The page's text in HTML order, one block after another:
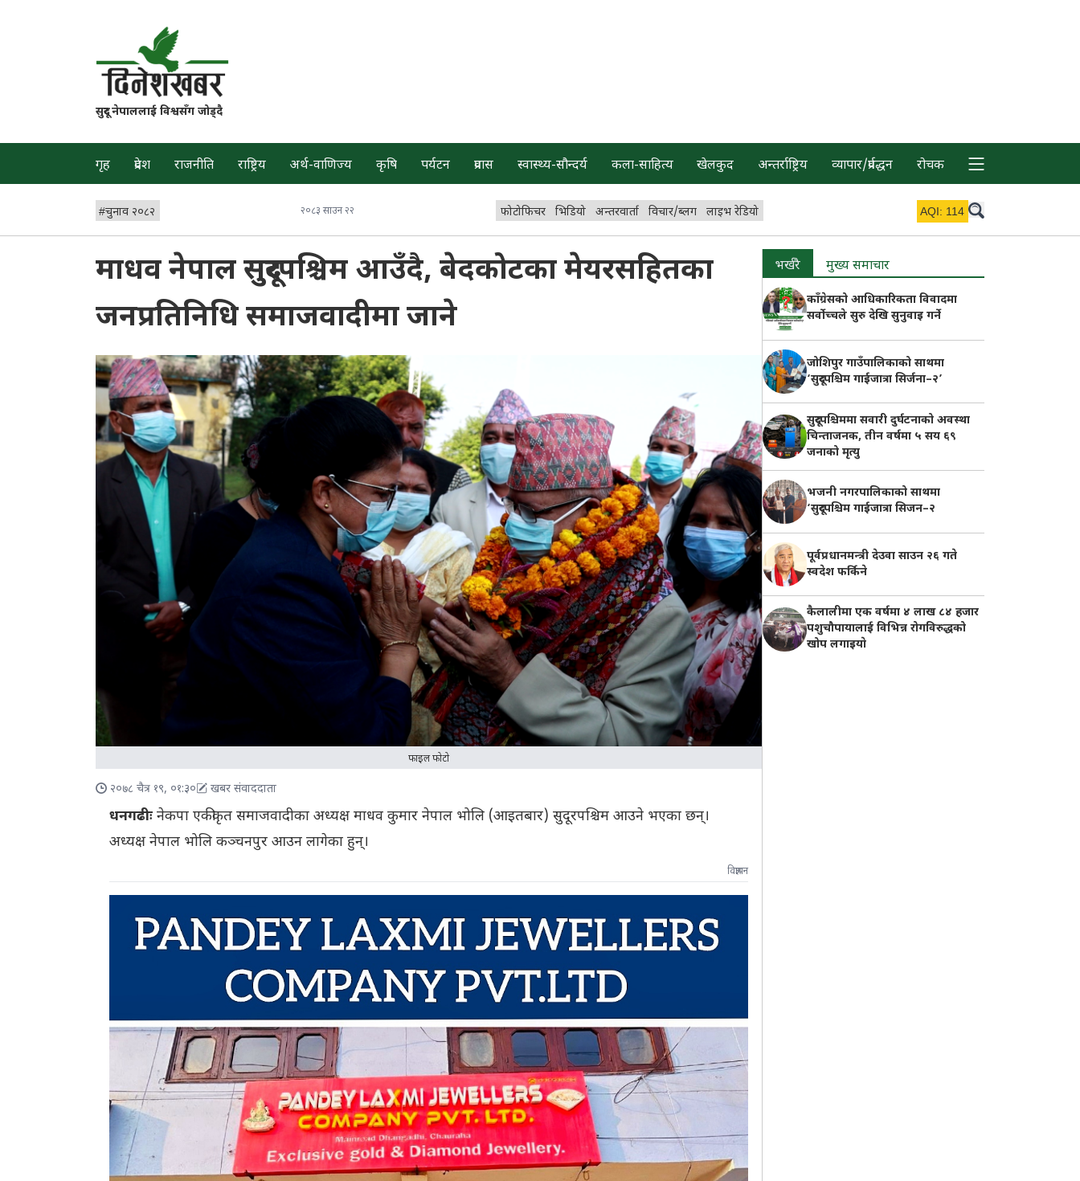
सुदूर नेपाललाई विश्वसँग जोड्दै
गृह प्रदेश राजनीति राष्ट्रिय अर्थ-वाणिज्य कृषि पर्यटन प्रवास स्वास्थ्य-सौन्दर्य कला-साहित्य खेलकुद अन्तर्राष्ट्रिय व्यापार/प्रर्वद्धन रोचक
#चुनाव २०८२ २०८३ साउन २२ फोटोफिचर भिडियो अन्तरवार्ता विचार/ब्लग लाइभ रेडियो AQI: 114
माधव नेपाल सुदूरपश्चिम आउँदै, बेदकोटका मेयरसहितका
जनप्रतिनिधि समाजवादीमा जाने
फाइल फोटो
२०७८ चैत्र १९, ०१:३० खबर संवाददाता
धनगढीः नेकपा एकीकृत समाजवादीका अध्यक्ष माधव कुमार नेपाल भोलि (आइतबार) सुदूरपश्चिम आउने भएका छन्।
अध्यक्ष नेपाल भोलि कञ्चनपुर आउन लागेका हुन्।
विज्ञापन
भर्खरै मुख्य समाचार
काँग्रेसको आधिकारिकता विवादमा
सर्वोच्चले सुरु देखि सुनुवाइ गर्ने
जोशिपुर गाउँपालिकाको साथमा
‘सुदूरपश्चिम गाईजात्रा सिर्जना–२’
सुदूरपश्चिममा सवारी दुर्घटनाको अवस्था
चिन्ताजनक, तीन वर्षमा ५ सय ६९
जनाको मृत्यु
भजनी नगरपालिकाको साथमा
‘सुदूरपश्चिम गाईजात्रा सिजन–२
पूर्वप्रधानमन्त्री देउवा साउन २६ गते
स्वदेश फर्किने
कैलालीमा एक वर्षमा ४ लाख ८४ हजार
पशुचौपायालाई विभिन्न रोगविरुद्धको
खोप लगाइयाे